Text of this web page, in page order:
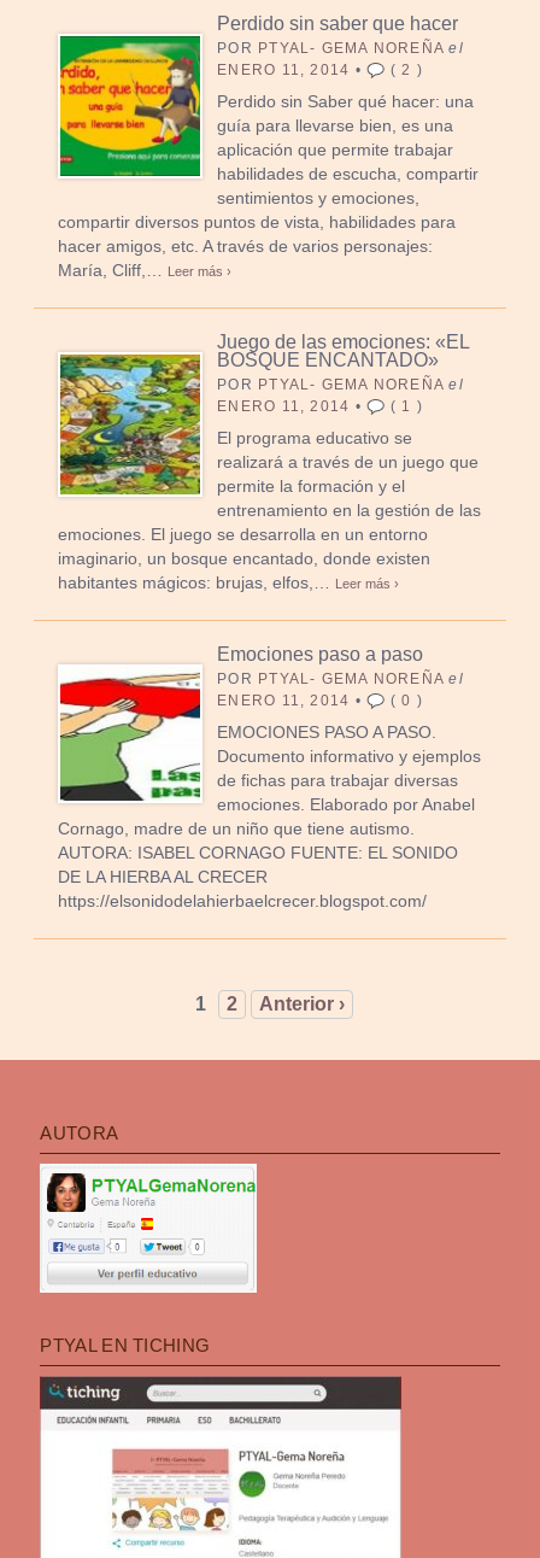
Perdido sin saber que hacer
POR PTYAL- GEMA NOREÑA el
ENERO 11, 2014 • (2 )
Perdido sin Saber qué hacer: una
guía para llevarse bien, es una
aplicación que permite trabajar
habilidades de escucha, compartir
sentimientos y emociones,
compartir diversos puntos de vista, habilidades para
hacer amigos, etc. A través de varios personajes:
María, Cliff,…
Leer más ›
Juego de las emociones: «EL
BOSQUE ENCANTADO»
POR PTYAL- GEMA NOREÑA el
ENERO 11, 2014 • ( 1 )
El programa educativo se
realizará a través de un juego que
permite la formación y el
entrenamiento en la gestión de las
emociones. El juego se desarrolla en un entorno
imaginario, un bosque encantado, donde existen
habitantes mágicos: brujas, elfos,…
Leer más ›
Emociones paso a paso
POR PTYAL- GEMA NOREÑA el
ENERO 11, 2014 • (0 )
EMOCIONES PASO A PASO.
Documento informativo y ejemplos
de fichas para trabajar diversas
emociones. Elaborado por Anabel
Cornago, madre de un niño que tiene autismo.
AUTORA: ISABEL CORNAGO FUENTE: EL SONIDO
DE LA HIERBA AL CRECER
https://elsonidodelahierbaelcrecer.blogspot.com/
1 2 Anterior ›
AUTORA
PTYAL EN TICHING